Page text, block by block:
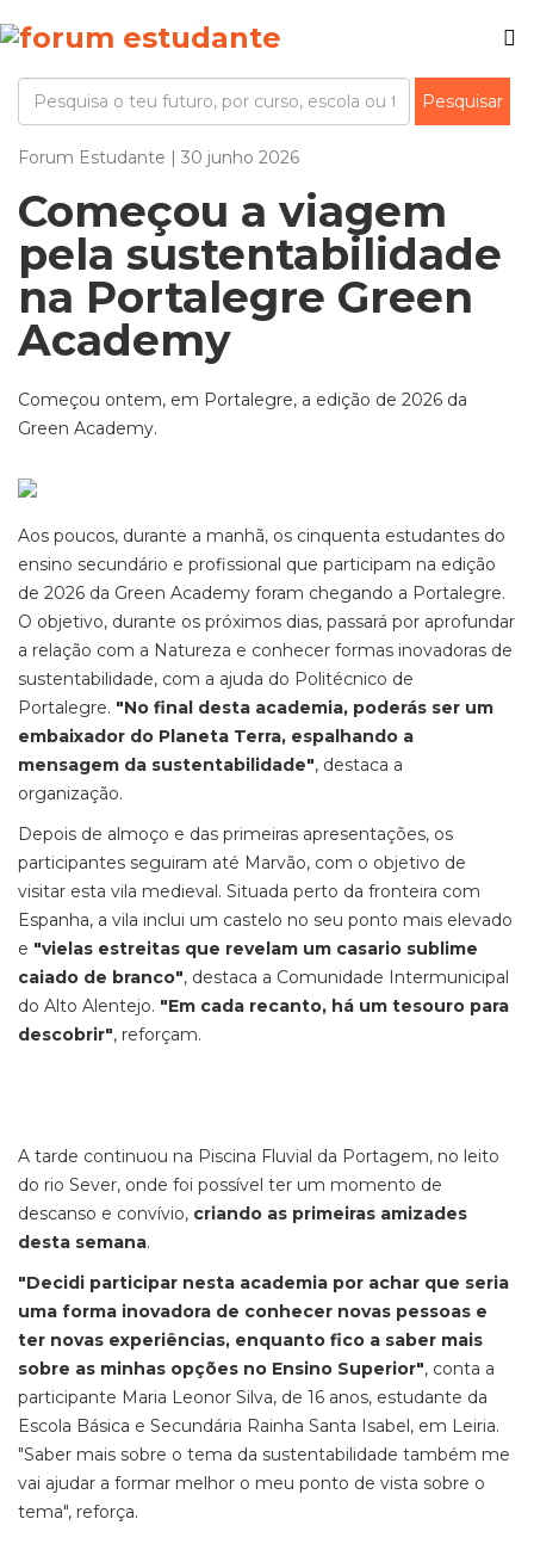
Forum Estudante | 30 junho 2026
Começou a viagem
pela sustentabilidade
na Portalegre Green
Academy
Começou ontem, em Portalegre, a edição de 2026 da
Green Academy.
Aos poucos, durante a manhã, os cinquenta estudantes do
ensino secundário e profissional que participam na edição
de 2026 da Green Academy foram chegando a Portalegre.
O objetivo, durante os próximos dias, passará por aprofundar
a relação com a Natureza e conhecer formas inovadoras de
sustentabilidade, com a ajuda do Politécnico de
Portalegre. "No final desta academia, poderás ser um
embaixador do Planeta Terra, espalhando a
mensagem da sustentabilidade", destaca a
organização.
Depois de almoço e das primeiras apresentações, os
participantes seguiram até Marvão, com o objetivo de
visitar esta vila medieval. Situada perto da fronteira com
Espanha, a vila inclui um castelo no seu ponto mais elevado
e "vielas estreitas que revelam um casario sublime
caiado de branco", destaca a Comunidade Intermunicipal
do Alto Alentejo. "Em cada recanto, há um tesouro para
descobrir", reforçam.
A tarde continuou na Piscina Fluvial da Portagem, no leito
do rio Sever, onde foi possível ter um momento de
descanso e convívio, criando as primeiras amizades
desta semana.
"Decidi participar nesta academia por achar que seria
uma forma inovadora de conhecer novas pessoas e
ter novas experiências, enquanto fico a saber mais
sobre as minhas opções no Ensino Superior", conta a
participante Maria Leonor Silva, de 16 anos, estudante da
Escola Básica e Secundária Rainha Santa Isabel, em Leiria.
"Saber mais sobre o tema da sustentabilidade também me
vai ajudar a formar melhor o meu ponto de vista sobre o
tema", reforça.